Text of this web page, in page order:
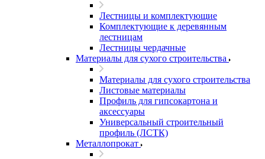
Лестницы и комплектующие
Комплектующие к деревянным
лестницам
Лестницы чердачные
Материалы для сухого строительства
Материалы для сухого строительства
Листовые материалы
Профиль для гипсокартона и
аксессуары
Универсальный строительный
профиль (ЛСТК)
Металлопрокат